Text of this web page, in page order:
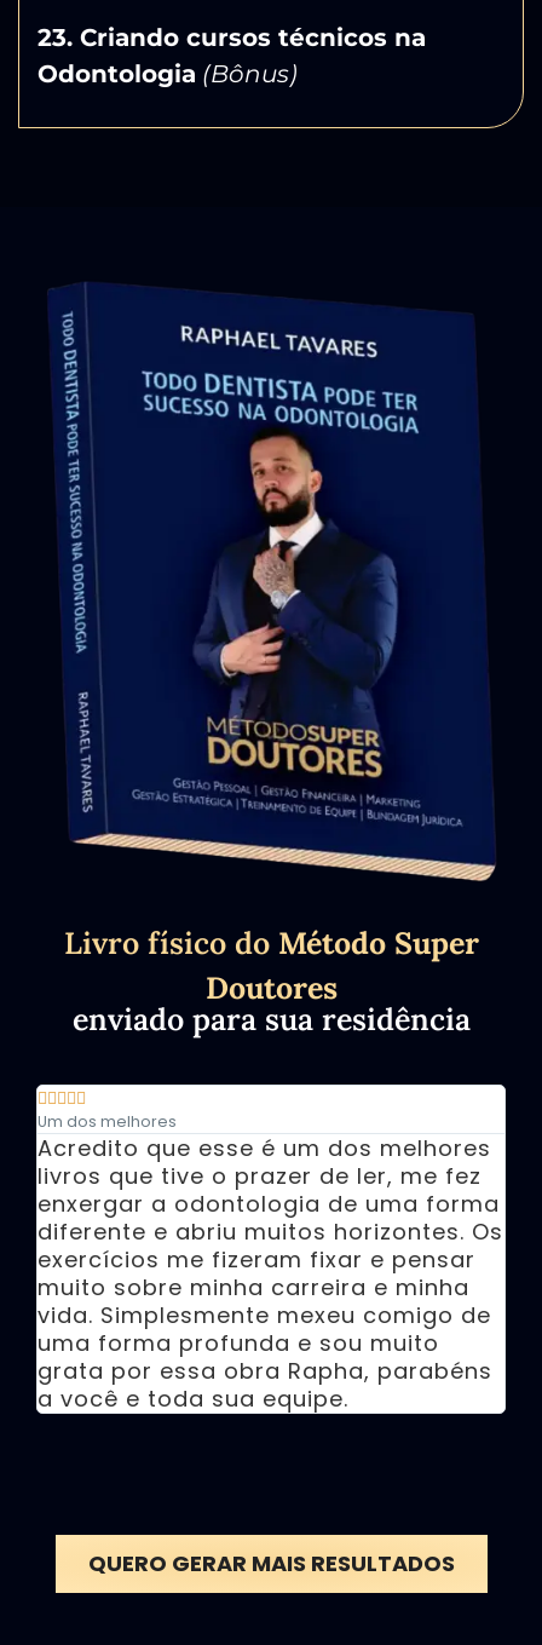
23. Criando cursos técnicos na
Odontologia (Bônus)
Livro físico do Método Super
Doutores
enviado para sua residência

Um dos melhores
Acredito que esse é um dos melhores
livros que tive o prazer de ler, me fez
enxergar a odontologia de uma forma
diferente e abriu muitos horizontes. Os
exercícios me fizeram fixar e pensar
muito sobre minha carreira e minha
vida. Simplesmente mexeu comigo de
uma forma profunda e sou muito
grata por essa obra Rapha, parabéns
a você e toda sua equipe.
QUERO GERAR MAIS RESULTADOS